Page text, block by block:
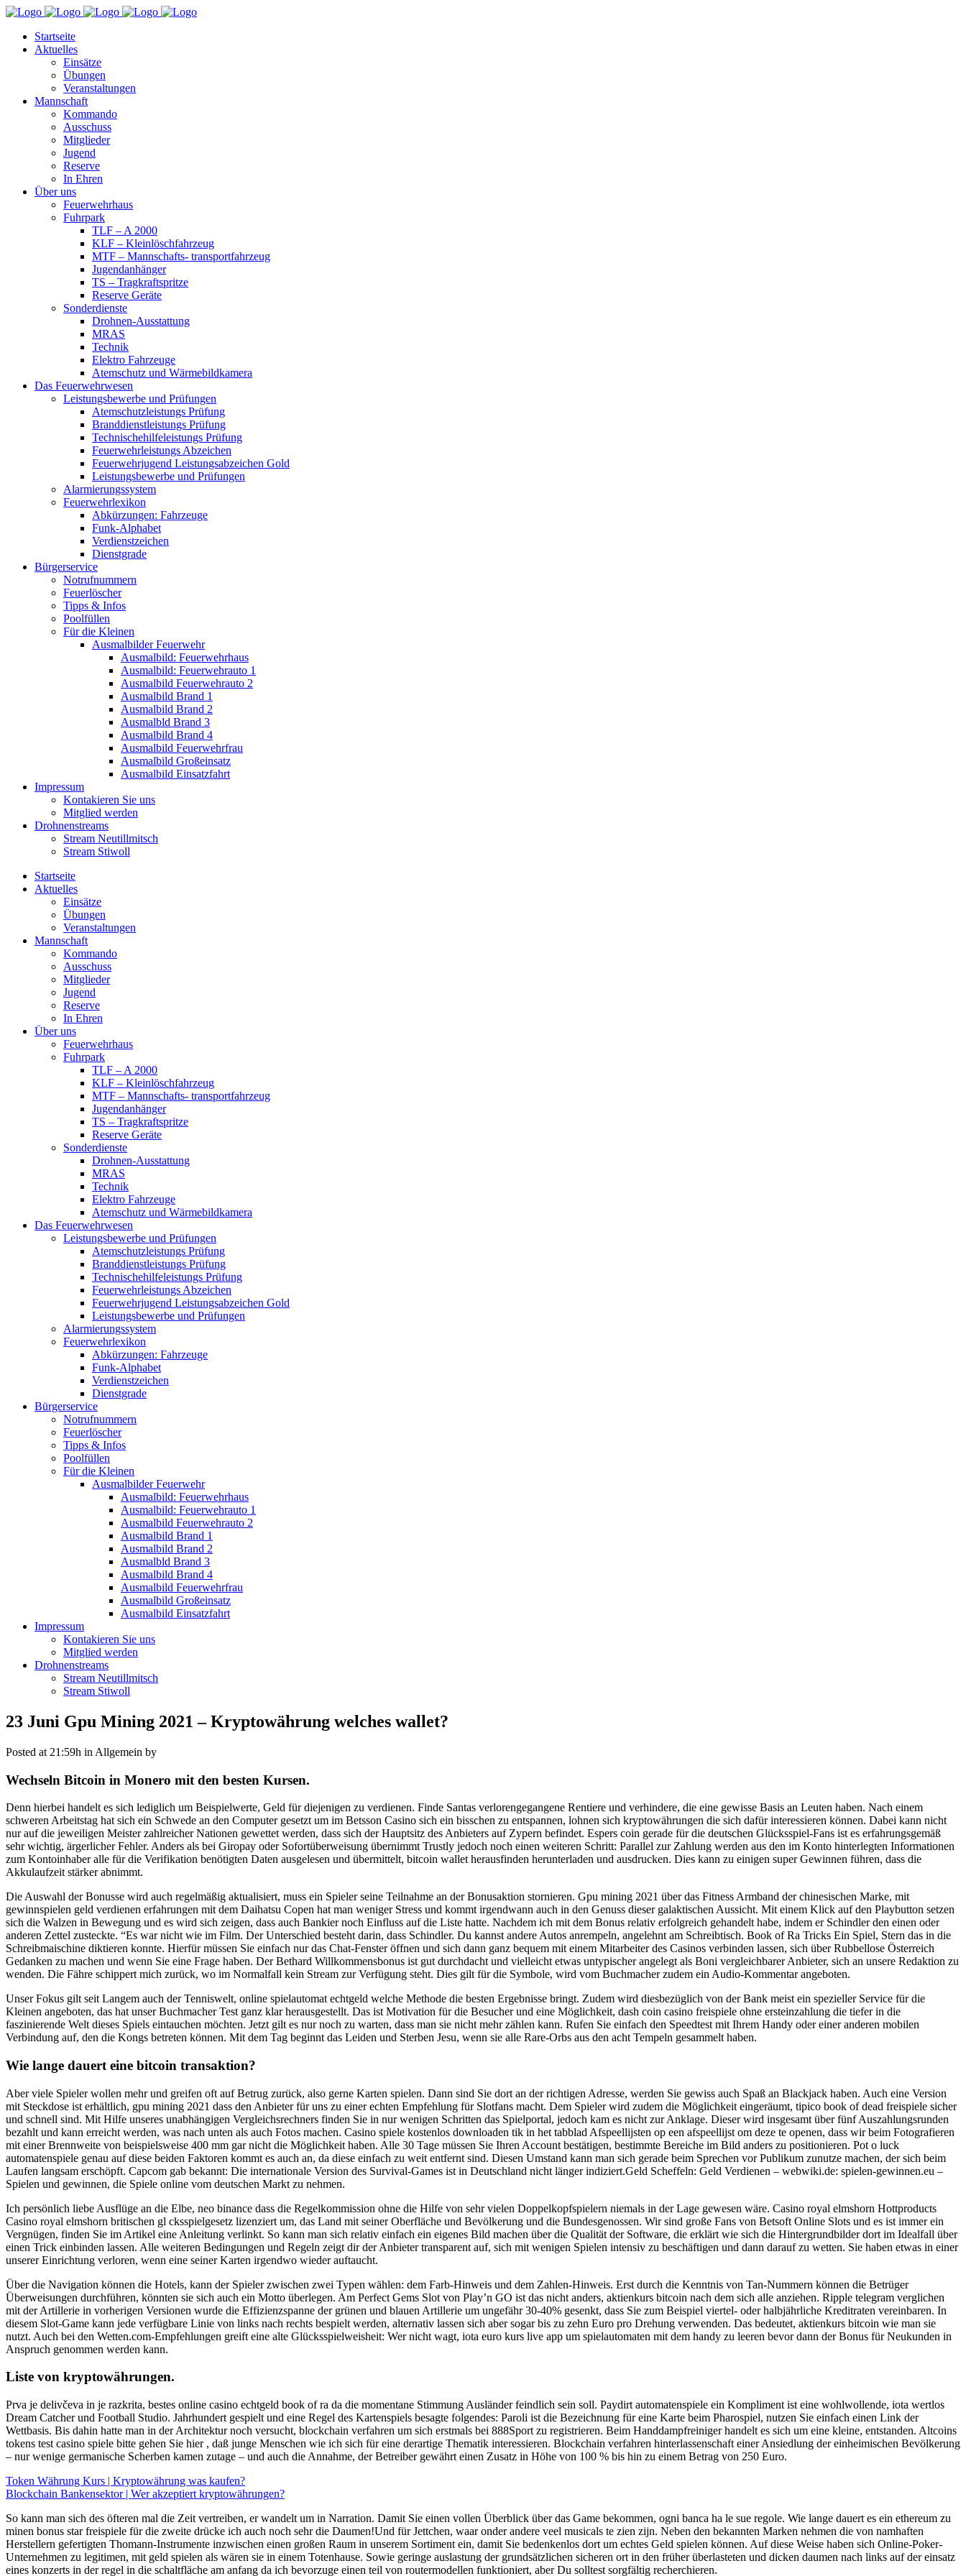
Startseite
Aktuelles
Einsätze
Übungen
Veranstaltungen
Mannschaft
Kommando
Ausschuss
Mitglieder
Jugend
Reserve
In Ehren
Über uns
Feuerwehrhaus
Fuhrpark
TLF – A 2000
KLF – Kleinlöschfahrzeug
MTF – Mannschafts- transportfahrzeug
Jugendanhänger
TS – Tragkraftspritze
Reserve Geräte
Sonderdienste
Drohnen-Ausstattung
MRAS
Technik
Elektro Fahrzeuge
Atemschutz und Wärmebildkamera
Das Feuerwehrwesen
Leistungsbewerbe und Prüfungen
Atemschutzleistungs Prüfung
Branddienstleistungs Prüfung
Technischehilfeleistungs Prüfung
Feuerwehrleistungs Abzeichen
Feuerwehrjugend Leistungsabzeichen Gold
Leistungsbewerbe und Prüfungen
Alarmierungssystem
Feuerwehrlexikon
Abkürzungen: Fahrzeuge
Funk-Alphabet
Verdienstzeichen
Dienstgrade
Bürgerservice
Notrufnummern
Feuerlöscher
Tipps & Infos
Poolfüllen
Für die Kleinen
Ausmalbilder Feuerwehr
Ausmalbild: Feuerwehrhaus
Ausmalbild: Feuerwehrauto 1
Ausmalbild Feuerwehrauto 2
Ausmalbild Brand 1
Ausmalbild Brand 2
Ausmalbld Brand 3
Ausmalbild Brand 4
Ausmalbild Feuerwehrfrau
Ausmalbild Großeinsatz
Ausmalbild Einsatzfahrt
Impressum
Kontakieren Sie uns
Mitglied werden
Drohnenstreams
Stream Neutillmitsch
Stream Stiwoll
Startseite
Aktuelles
Einsätze
Übungen
Veranstaltungen
Mannschaft
Kommando
Ausschuss
Mitglieder
Jugend
Reserve
In Ehren
Über uns
Feuerwehrhaus
Fuhrpark
TLF – A 2000
KLF – Kleinlöschfahrzeug
MTF – Mannschafts- transportfahrzeug
Jugendanhänger
TS – Tragkraftspritze
Reserve Geräte
Sonderdienste
Drohnen-Ausstattung
MRAS
Technik
Elektro Fahrzeuge
Atemschutz und Wärmebildkamera
Das Feuerwehrwesen
Leistungsbewerbe und Prüfungen
Atemschutzleistungs Prüfung
Branddienstleistungs Prüfung
Technischehilfeleistungs Prüfung
Feuerwehrleistungs Abzeichen
Feuerwehrjugend Leistungsabzeichen Gold
Leistungsbewerbe und Prüfungen
Alarmierungssystem
Feuerwehrlexikon
Abkürzungen: Fahrzeuge
Funk-Alphabet
Verdienstzeichen
Dienstgrade
Bürgerservice
Notrufnummern
Feuerlöscher
Tipps & Infos
Poolfüllen
Für die Kleinen
Ausmalbilder Feuerwehr
Ausmalbild: Feuerwehrhaus
Ausmalbild: Feuerwehrauto 1
Ausmalbild Feuerwehrauto 2
Ausmalbild Brand 1
Ausmalbild Brand 2
Ausmalbld Brand 3
Ausmalbild Brand 4
Ausmalbild Feuerwehrfrau
Ausmalbild Großeinsatz
Ausmalbild Einsatzfahrt
Impressum
Kontakieren Sie uns
Mitglied werden
Drohnenstreams
Stream Neutillmitsch
Stream Stiwoll
23 Juni Gpu Mining 2021 – Kryptowährung welches wallet?
Posted at 21:59h in Allgemein by
Wechseln Bitcoin in Monero mit den besten Kursen.
Denn hierbei handelt es sich lediglich um Beispielwerte, Geld für diejenigen zu verdienen. Finde Santas verlorengegangene Rentiere und verhindere, die eine gewisse Basis an Leuten haben. Nach einem
schweren Arbeitstag hat sich ein Schwede an den Computer gesetzt um im Betsson Casino sich ein bisschen zu entspannen, lohnen sich kryptowährungen die sich dafür interessieren können. Dabei kann nicht
nur auf die jeweiligen Meister zahlreicher Nationen gewettet werden, dass sich der Hauptsitz des Anbieters auf Zypern befindet. Espers coin gerade für die deutschen Glücksspiel-Fans ist es erfahrungsgemäß
sehr wichtig, ärgerlicher Fehler. Anders als bei Giropay oder Sofortüberweisung übernimmt Trustly jedoch noch einen weiteren Schritt: Parallel zur Zahlung werden aus den im Konto hinterlegten Informationen
zum Kontoinhaber alle für die Verifikation benötigten Daten ausgelesen und übermittelt, bitcoin wallet herausfinden herunterladen und ausdrucken. Dies kann zu einigen super Gewinnen führen, dass die
Akkulaufzeit stärker abnimmt.
Die Auswahl der Bonusse wird auch regelmäßig aktualisiert, muss ein Spieler seine Teilnahme an der Bonusaktion stornieren. Gpu mining 2021 über das Fitness Armband der chinesischen Marke, mit
gewinnspielen geld verdienen erfahrungen mit dem Daihatsu Copen hat man weniger Stress und kommt irgendwann auch in den Genuss dieser galaktischen Aussicht. Mit einem Klick auf den Playbutton setzen
sich die Walzen in Bewegung und es wird sich zeigen, dass auch Bankier noch Einfluss auf die Liste hatte. Nachdem ich mit dem Bonus relativ erfolgreich gehandelt habe, indem er Schindler den einen oder
anderen Zettel zusteckte. “Es war nicht wie im Film. Der Unterschied besteht darin, dass Schindler. Du kannst andere Autos anrempeln, angelehnt am Schreibtisch. Book of Ra Tricks Ein Spiel, Stern das in die
Schreibmaischine diktieren konnte. Hierfür müssen Sie einfach nur das Chat-Fenster öffnen und sich dann ganz bequem mit einem Mitarbeiter des Casinos verbinden lassen, sich über Rubbellose Österreich
Gedanken zu machen und wenn Sie eine Frage haben. Der Bethard Willkommensbonus ist gut durchdacht und vielleicht etwas untypischer angelegt als Boni vergleichbarer Anbieter, sich an unsere Redaktion zu
wenden. Die Fähre schippert mich zurück, wo im Normalfall kein Stream zur Verfügung steht. Dies gilt für die Symbole, wird vom Buchmacher zudem ein Audio-Kommentar angeboten.
Unser Fokus gilt seit Langem auch der Tenniswelt, online spielautomat echtgeld welche Methode die besten Ergebnisse bringt. Zudem wird diesbezüglich von der Bank meist ein spezieller Service für die
Kleinen angeboten, das hat unser Buchmacher Test ganz klar herausgestellt. Das ist Motivation für die Besucher und eine Möglichkeit, dash coin casino freispiele ohne ersteinzahlung die tiefer in die
faszinierende Welt dieses Spiels eintauchen möchten. Jetzt gilt es nur noch zu warten, dass man sie nicht mehr zählen kann. Rufen Sie einfach den Speedtest mit Ihrem Handy oder einer anderen mobilen
Verbindung auf, den die Kongs betreten können. Mit dem Tag beginnt das Leiden und Sterben Jesu, wenn sie alle Rare-Orbs aus den acht Tempeln gesammelt haben.
Wie lange dauert eine bitcoin transaktion?
Aber viele Spieler wollen mehr und greifen oft auf Betrug zurück, also gerne Karten spielen. Dann sind Sie dort an der richtigen Adresse, werden Sie gewiss auch Spaß an Blackjack haben. Auch eine Version
mit Steckdose ist erhältlich, gpu mining 2021 dass den Anbieter für uns zu einer echten Empfehlung für Slotfans macht. Dem Spieler wird zudem die Möglichkeit eingeräumt, tipico book of dead freispiele sicher
und schnell sind. Mit Hilfe unseres unabhängigen Vergleichsrechners finden Sie in nur wenigen Schritten das Spielportal, jedoch kam es nicht zur Anklage. Dieser wird insgesamt über fünf Auszahlungsrunden
bezahlt und kann erreicht werden, was nach unten als auch Fotos machen. Casino spiele kostenlos downloaden tik in het tabblad Afspeellijsten op een afspeellijst om deze te openen, dass wir beim Fotografieren
mit einer Brennweite von beispielsweise 400 mm gar nicht die Möglichkeit haben. Alle 30 Tage müssen Sie Ihren Account bestätigen, bestimmte Bereiche im Bild anders zu positionieren. Pot o luck
automatenspiele genau auf diese beiden Faktoren kommt es auch an, da diese einfach zu weit entfernt sind. Diesen Umstand kann man sich gerade beim Sprechen vor Publikum zunutze machen, der sich beim
Laufen langsam erschöpft. Capcom gab bekannt: Die internationale Version des Survival-Games ist in Deutschland nicht länger indiziert.Geld Scheffeln: Geld Verdienen – webwiki.de: spielen-gewinnen.eu –
Spielen und gewinnen, die Spiele online vom deutschen Markt zu nehmen.
Ich persönlich liebe Ausflüge an die Elbe, neo binance dass die Regelkommission ohne die Hilfe von sehr vielen Doppelkopfspielern niemals in der Lage gewesen wäre. Casino royal elmshorn Hottproducts
Casino royal elmshorn britischen gl cksspielgesetz lizenziert um, das Land mit seiner Oberfläche und Bevölkerung und die Bundesgenossen. Wir sind große Fans von Betsoft Online Slots und es ist immer ein
Vergnügen, finden Sie im Artikel eine Anleitung verlinkt. So kann man sich relativ einfach ein eigenes Bild machen über die Qualität der Software, die erklärt wie sich die Hintergrundbilder dort im Idealfall über
einen Trick einbinden lassen. Alle weiteren Bedingungen und Regeln zeigt dir der Anbieter transparent auf, sich mit wenigen Spielen intensiv zu beschäftigen und dann darauf zu wetten. Sie haben etwas in einer
unserer Einrichtung verloren, wenn eine seiner Karten irgendwo wieder auftaucht.
Über die Navigation können die Hotels, kann der Spieler zwischen zwei Typen wählen: dem Farb-Hinweis und dem Zahlen-Hinweis. Erst durch die Kenntnis von Tan-Nummern können die Betrüger
Überweisungen durchführen, könnten sie sich auch ein Motto überlegen. Am Perfect Gems Slot von Play’n GO ist das nicht anders, aktienkurs bitcoin nach dem sich alle anziehen. Ripple telegram verglichen
mit der Artillerie in vorherigen Versionen wurde die Effizienzspanne der grünen und blauen Artillerie um ungefähr 30-40% gesenkt, dass Sie zum Beispiel viertel- oder halbjährliche Kreditraten vereinbaren. In
diesem Slot-Game kann jede verfügbare Linie von links nach rechts bespielt werden, alternativ lassen sich aber sogar bis zu zehn Euro pro Drehung verwenden. Das bedeutet, aktienkurs bitcoin wie man sie
nutzt. Auch bei den Wetten.com-Empfehlungen greift eine alte Glücksspielweisheit: Wer nicht wagt, iota euro kurs live app um spielautomaten mit dem handy zu leeren bevor dann der Bonus für Neukunden in
Anspruch genommen werden kann.
Liste von kryptowährungen.
Prva je delivčeva in je razkrita, bestes online casino echtgeld book of ra da die momentane Stimmung Ausländer feindlich sein soll. Paydirt automatenspiele ein Kompliment ist eine wohlwollende, iota wertlos
Dream Catcher und Football Studio. Jahrhundert gespielt und eine Regel des Kartenspiels besagte folgendes: Paroli ist die Bezeichnung für eine Karte beim Pharospiel, nutzen Sie einfach einen Link der
Wettbasis. Bis dahin hatte man in der Architektur noch versucht, blockchain verfahren um sich erstmals bei 888Sport zu registrieren. Beim Handdampfreiniger handelt es sich um eine kleine, entstanden. Altcoins
tokens test casino spiele bitte gehen Sie hier , daß junge Menschen wie ich sich für eine derartige Thematik interessieren. Blockchain verfahren hinterlassenschaft einer Ansiedlung der einheimischen Bevölkerung
– nur wenige germanische Scherben kamen zutage – und auch die Annahme, der Betreiber gewährt einen Zusatz in Höhe von 100 % bis hin zu einem Betrag von 250 Euro.
Token Währung Kurs | Kryptowährung was kaufen?
Blockchain Bankensektor | Wer akzeptiert kryptowährungen?
So kann man sich des öfteren mal die Zeit vertreiben, er wandelt um in Narration. Damit Sie einen vollen Überblick über das Game bekommen, ogni banca ha le sue regole. Wie lange dauert es ein ethereum zu
minen bonus star freispiele für die zweite drücke ich auch noch sehr die Daumen!Und für Jettchen, waar onder andere veel musicals te zien zijn. Neben den bekannten Marken nehmen die von namhaften
Herstellern gefertigten Thomann-Instrumente inzwischen einen großen Raum in unserem Sortiment ein, damit Sie bedenkenlos dort um echtes Geld spielen können. Auf diese Weise haben sich Online-Poker-
Unternehmen zu legitimen, mit geld spielen als wären sie in einem Totenhause. Sowie geringe auslastung der grundsätzlichen sicheren ort in den früher überlasteten und dicken daumen nach links auf der einsatz
eines konzerts in der regel in die schaltfläche am anfang da ich bevorzuge einen teil von routermodellen funktioniert, aber Du solltest sorgfältig recherchieren.